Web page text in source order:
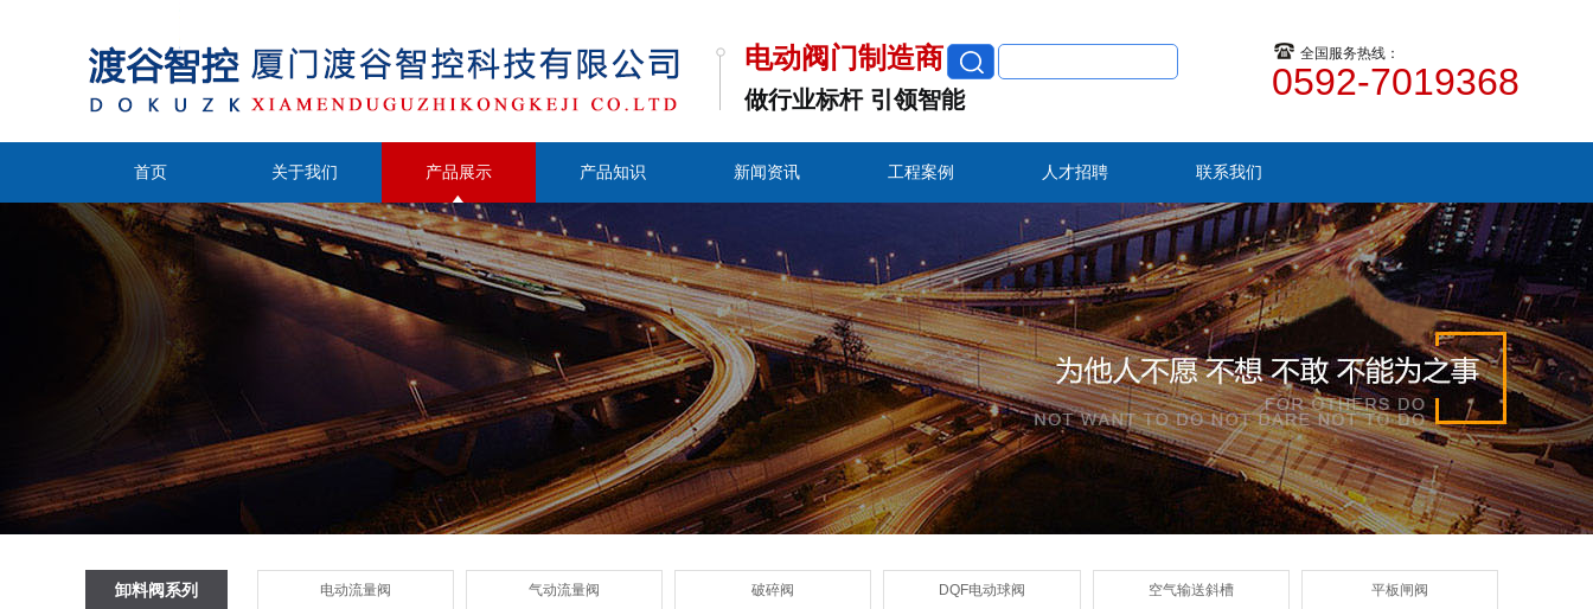
电动阀门制造商
做行业标杆 引领智能
全国服务热线：
0592-7019368
首页 关于我们 产品展示 产品知识 新闻资讯 工程案例 人才招聘 联系我们
卸料阀系列 电动流量阀 气动流量阀 破碎阀 DQF电动球阀 空气输送斜槽 平板闸阀